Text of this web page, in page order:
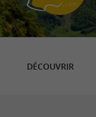
DÉCOUVRIR